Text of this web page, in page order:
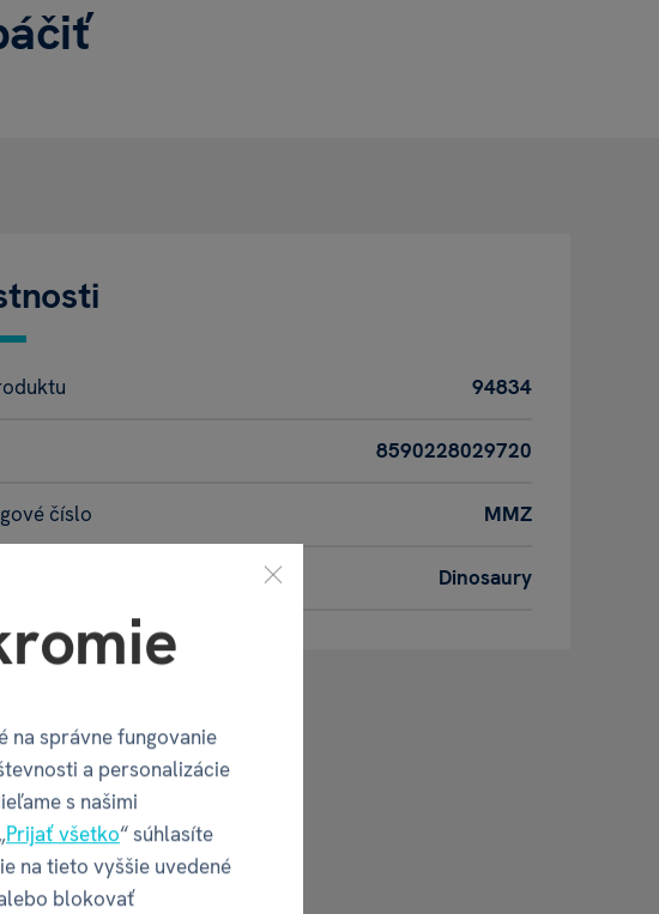
94834
8590228029720
číslo MMZ
Dinosaury
na správne fungovanie
a personalizácie
s našimi
Prijať všetko“ súhlasíte
na tieto vyššie uvedené
blokovať